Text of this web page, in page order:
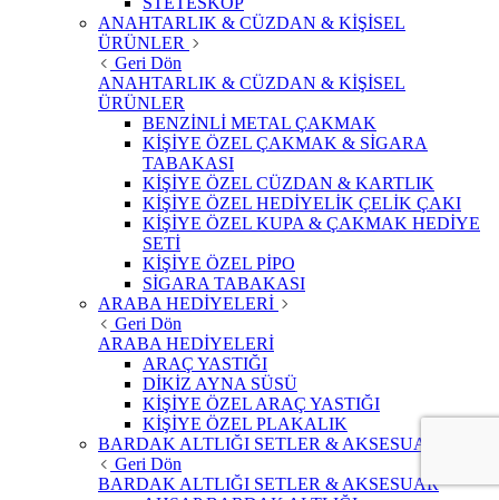
ANAHTARLIK & CÜZDAN & KİŞİSEL
ÜRÜNLER
Geri Dön
ANAHTARLIK & CÜZDAN & KİŞİSEL
ÜRÜNLER
BENZİNLİ METAL ÇAKMAK
KİŞİYE ÖZEL ÇAKMAK & SİGARA
TABAKASI
KİŞİYE ÖZEL CÜZDAN & KARTLIK
KİŞİYE ÖZEL HEDİYELİK ÇELİK ÇAKI
KİŞİYE ÖZEL KUPA & ÇAKMAK HEDİYE
SETİ
KİŞİYE ÖZEL PİPO
SİGARA TABAKASI
ARABA HEDİYELERİ
Geri Dön
ARABA HEDİYELERİ
ARAÇ YASTIĞI
DİKİZ AYNA SÜSÜ
KİŞİYE ÖZEL ARAÇ YASTIĞI
KİŞİYE ÖZEL PLAKALIK
BARDAK ALTLIĞI SETLER & AKSESUAR
Geri Dön
BARDAK ALTLIĞI SETLER & AKSESUAR